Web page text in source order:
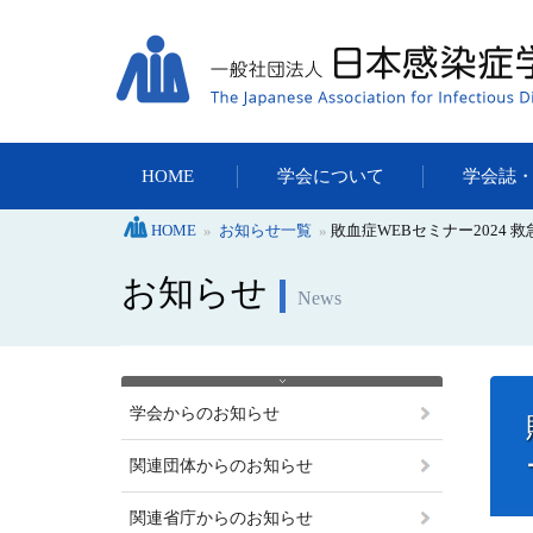
HOME 学会について 学会誌
お知らせ News
学会からのお知らせ
関連団体からのお知らせ
関連省庁からのお知らせ
HOME » お知らせ一覧 » 敗血症WEBセミナー2024